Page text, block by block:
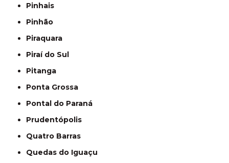
Pinhais
Pinhão
Piraquara
Piraí do Sul
Pitanga
Ponta Grossa
Pontal do Paraná
Prudentópolis
Quatro Barras
Quedas do Iguaçu